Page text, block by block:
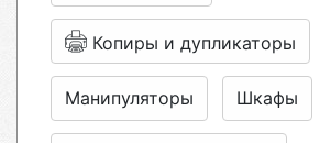
Копиры и дупликаторы
Манипуляторы Шкафы